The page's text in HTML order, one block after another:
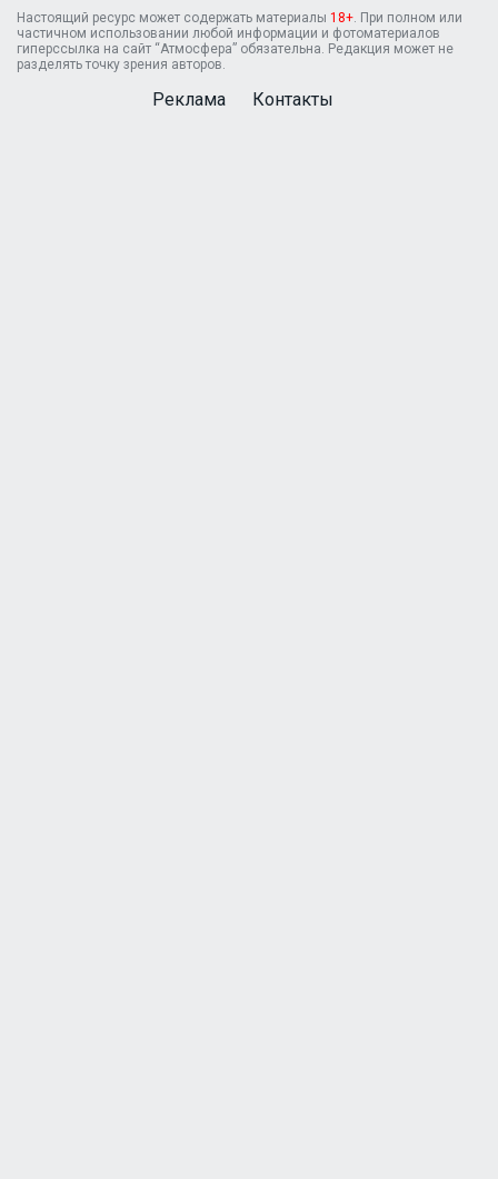
Настоящий ресурс может содержать материалы 18+. При полном или
частичном использовании любой информации и фотоматериалов
гиперссылка на сайт “Атмосфера” обязательна. Редакция может не
разделять точку зрения авторов.
Реклама Контакты